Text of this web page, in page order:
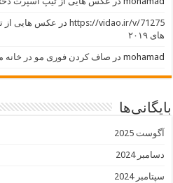
https://vidao.ir/v/71275 در عکس هایی از
های ۲۰۱۹
mohamad در صاف کردن فوری مو در خانه
بایگانی‌ها
آگوست 2025
دسامبر 2024
سپتامبر 2024